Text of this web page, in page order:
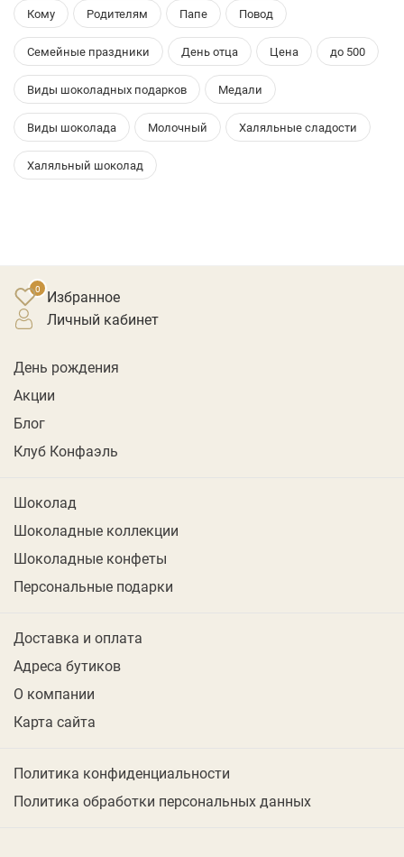
Кому Родителям Папе Повод
Семейные праздники День отца Цена до 500
Виды шоколадных подарков Медали
Виды шоколада Молочный Халяльные сладости
Халяльный шоколад
Избранное
личный кабинет
День рождения
Акции
Блог
Клуб Конфаэль
Шоколад
Шоколадные коллекции
Шоколадные конфеты
Персональные подарки
Доставка и оплата
Адреса бутиков
О компании
Карта сайта
Политика конфиденциальности
Политика обработки персональных данных